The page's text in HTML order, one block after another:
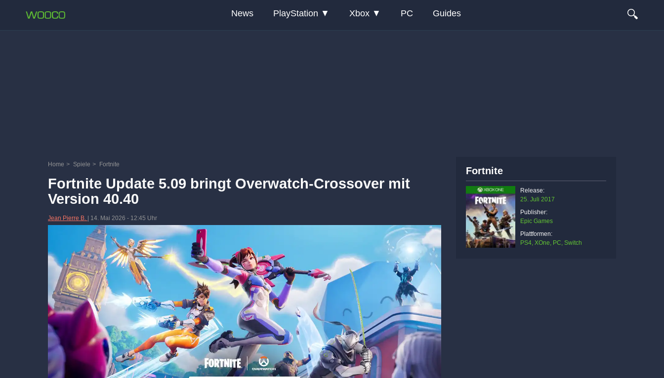
News PlayStation Xbox PC Guides 🔍
Home > Spiele > Fortnite
Fortnite Update 5.09 bringt Overwatch-Crossover mit
Version 40.40
Jean Pierre B. 14. Mai 2026 - 12:45 Uhr
Fortnite
Release:
25. Juli 2017
Publisher:
Epic Games
Plattformen:
PS4, XOne, PC, Switch